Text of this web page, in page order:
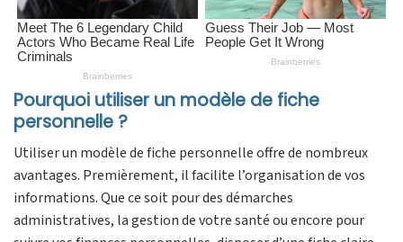
Pourquoi utiliser un modèle de fiche
personnelle ?
Utiliser un modèle de fiche personnelle offre de nombreux
avantages. Premièrement, il facilite l’organisation de vos
informations. Que ce soit pour des démarches
administratives, la gestion de votre santé ou encore pour